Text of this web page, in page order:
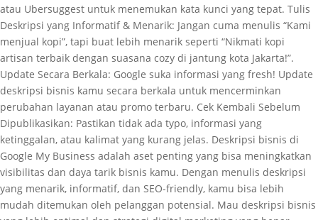
atau Ubersuggest untuk menemukan kata kunci yang tepat. Tulis
Deskripsi yang Informatif & Menarik: Jangan cuma menulis “Kami
menjual kopi”, tapi buat lebih menarik seperti “Nikmati kopi
artisan terbaik dengan suasana cozy di jantung kota Jakarta!”.
Update Secara Berkala: Google suka informasi yang fresh! Update
deskripsi bisnis kamu secara berkala untuk mencerminkan
perubahan layanan atau promo terbaru. Cek Kembali Sebelum
Dipublikasikan: Pastikan tidak ada typo, informasi yang
ketinggalan, atau kalimat yang kurang jelas. Deskripsi bisnis di
Google My Business adalah aset penting yang bisa meningkatkan
visibilitas dan daya tarik bisnis kamu. Dengan menulis deskripsi
yang menarik, informatif, dan SEO-friendly, kamu bisa lebih
mudah ditemukan oleh pelanggan potensial. Mau deskripsi bisnis